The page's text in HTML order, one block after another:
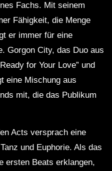
Fachs. Mit seinem
Fähigkeit, die Menge
er immer für eine
Gorgon City, das Duo aus
for Your Love” und
eine Mischung aus
mit, die das Publikum
Acts versprach eine
und Euphorie. Als das
ersten Beats erklangen,